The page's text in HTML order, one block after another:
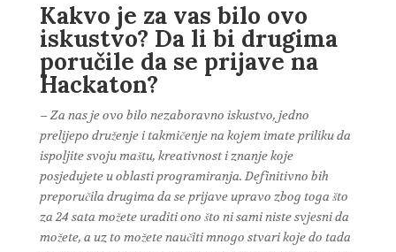
Kakvo je za vas bilo ovo
iskustvo? Da li bi drugima
poručile da se prijave na
Hackaton?
– Za nas je ovo bilo nezaboravno iskustvo, jedno
prelijepo druženje i takmičenje na kojem imate priliku da
ispoljite svoju maštu, kreativnost i znanje koje
posjedujete u oblasti programiranja. Definitivno bih
preporučila drugima da se prijave upravo zbog toga što
za 24 sata možete uraditi ono što ni sami niste svjesni da
možete, a uz to možete naučiti mnogo stvari koje do tada